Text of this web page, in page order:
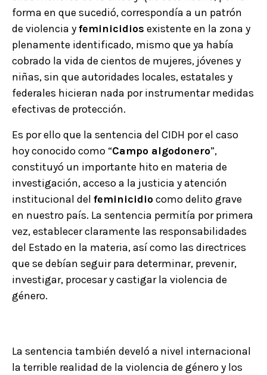
forma en que sucedió, correspondía a un patrón
de violencia yfeminicidios existente en la zona y
plenamente identificado, mismo que ya había
cobrado la vida de cientos de mujeres, jóvenes y
niñas, sin que autoridades locales, estatales y
federales hicieran nada por instrumentar medidas
efectivas de protección.
Es por ello que la sentencia del CIDH por el caso
hoy conocido como “Campo algodonero”,
constituyó un importante hito en materia de
investigación, acceso a la justicia y atención
institucional del feminicidiocomo delito grave
en nuestro país. La sentencia permitía por primera
vez, establecer claramente las responsabilidades
del Estado en la materia, así como las directrices
que se debían seguir para determinar, prevenir,
investigar, procesar y castigar la violencia de
género.
La sentencia también develó a nivel internacional
la terrible realidad de la violencia de género y los